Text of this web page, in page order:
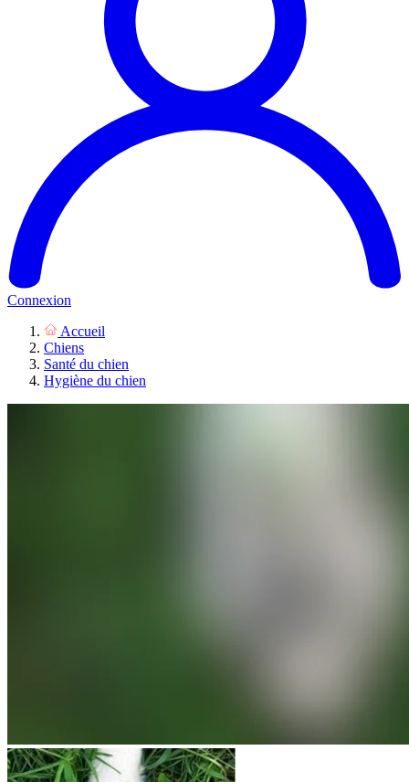
Connexion
Accueil
Chiens
Santé du chien
Hygiène du chien